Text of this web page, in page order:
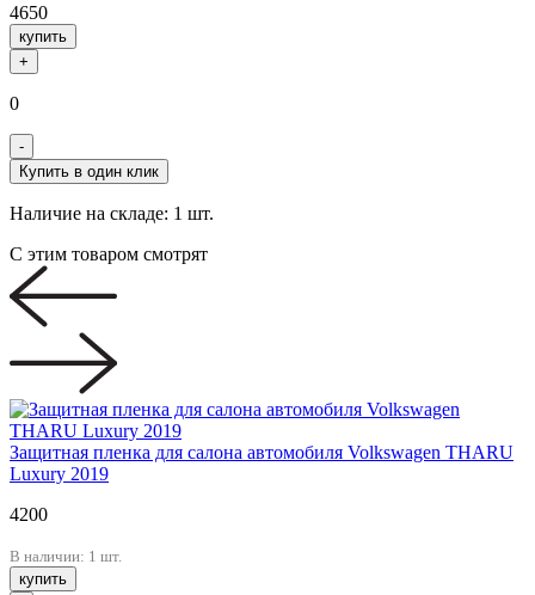
4650
купить
+
0
-
Купить в один клик
Наличие на складе: 1 шт.
С этим товаром смотрят
Защитная пленка для салона автомобиля Volkswagen THARU
Luxury 2019
4200
В наличии: 1 шт.
купить